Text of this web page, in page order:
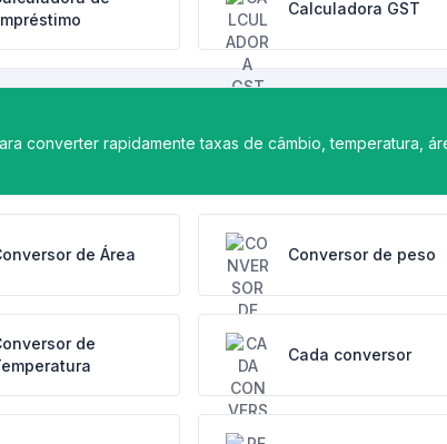
Calculadora GST
converter rapidamente taxas de câmbio, temperatura,
de Área Conversor de peso
de
Cada conversor